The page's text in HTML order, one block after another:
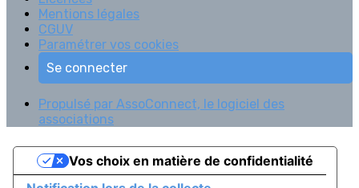
Mentions légales
CGUV
Paramétrer vos cookies
Se connecter
Propulsé par AssoConnect, le logiciel des
associations
Vos choix en matière de confidentialité